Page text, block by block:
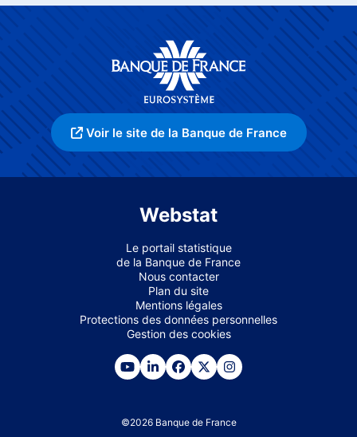
Voir le site de la Banque de France
Webstat
Le portail statistique
de la Banque de France
Nous contacter
Plan du site
Mentions légales
Protections des données personnelles
Gestion des cookies
©2026 Banque de France